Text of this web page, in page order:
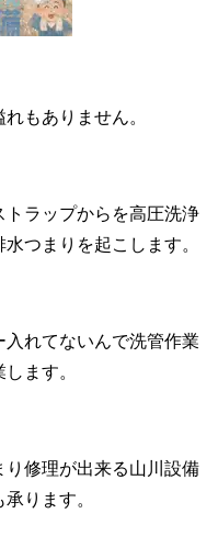
もありません。
ラップからを高圧洗浄
つまりを起こします。
れてないんで洗管作業
ます。
り修理が出来る山川設備
ります。